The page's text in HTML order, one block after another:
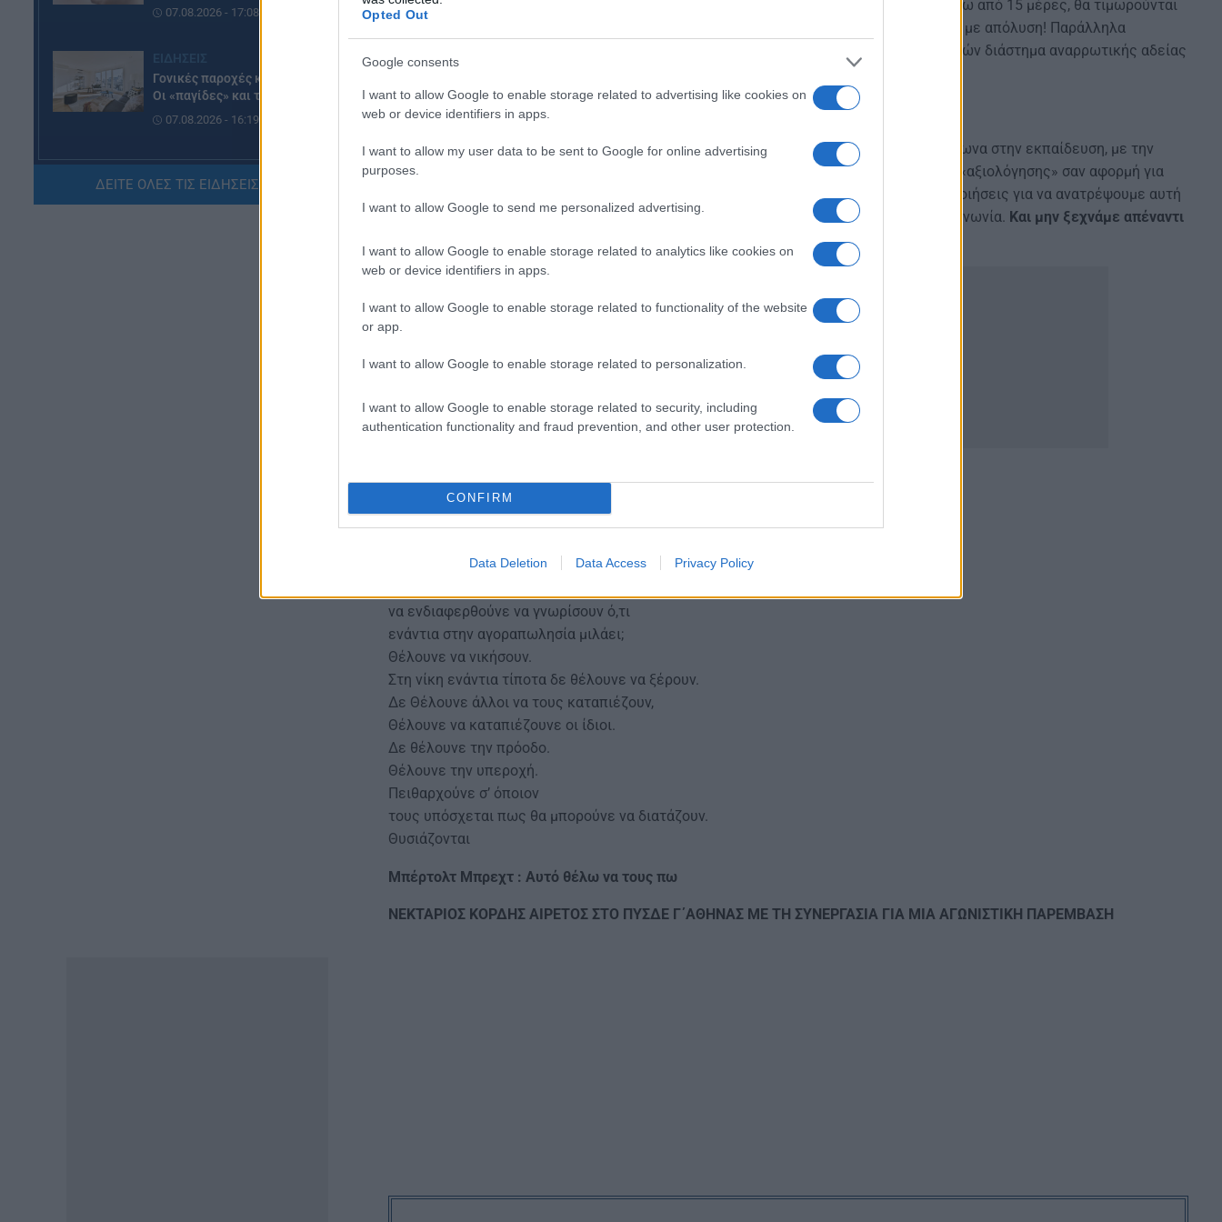
Opted Out
Google consents
I want to allow Google to enable storage related to advertising like cookies on
web or device identifiers in apps.
I want to allow my user data to be sent to Google for online advertising
purposes.
I want to allow Google to send me personalized advertising.
I want to allow Google to enable storage related to analytics like cookies on
web or device identifiers in apps.
I want to allow Google to enable storage related to functionality of the website
or app.
I want to allow Google to enable storage related to personalization.
I want to allow Google to enable storage related to security, including
authentication functionality and fraud prevention, and other user protection.
CONFIRM
Data Deletion Data Access Privacy Policy
07.08.2026 - 17:08
Γονικές παροχές και δωρεές:
Οι «παγίδες» και τα λάθη
07.08.2026 - 16:19
ΠΑΙΔΕΙΑ
ΝΕΟ φοιτητικό επίδομα: Για
ποιούς φοιτητές
Παιδικοί σταθμοί ΕΣΠΑ 2026 –
ΔΕΙΤΕ ΟΛΕΣ ΤΙΣ ΕΙΔΗΣΕΙΣ ΕΔΩ »
καλούνται να υπογράψουν σύμβαση εργασίας με τη δέσμευση ότι αν αρρωστήσουν πάνω από 15 μέρες, θα τιμωρούνται
όχι μόνο με μη αναγνώριση της προϋπηρεσίας τους και παρακράτηση μισθού, αλλά και με απόλυση! Παράλληλα
αναφέρεται ότι σε επαπειλούμενη κύηση αναπληρώτριας το υπερβάλλον των 15 ημερών διάστημα αναρρωτικής αδείας
δε θα αναγνωρίζεται ως προϋπηρεσία!
Συναδέλφισσες, συνάδελφοι
Μέσα σε ένα τέτοιο σκηνικό δημιουργείται ένα νέο εφιαλτικό τοπίο εργασιακού μεσαίωνα στην εκπαίδευση, με την
κατάργηση ουσιαστικά της οργανικότητας, του αμετάθετου και τη χρησιμοποίηση της «αξιολόγησης» σαν αφορμή για
μαζικές απολύσεις. Μπροστά στην κατάσταση αυτή απαιτούνται πολύμορφες κινητοποιήσεις για να ανατρέψουμε αυτή
την πολιτική που διαλύει το δημόσιο σχολείο και συνθλίβει συνολικά την ελληνική κοινωνία. Και μην ξεχνάμε απέναντι
Αναρωτιέμαι: γιατί να συζητάω μαζί τους;
θέλουν να μάθουνε πού υπάρχει γνώση φτηνή
να ενδιαφερθούνε να γνωρίσουν ό,τι
ενάντια στην αγοραπωλησία μιλάει;
Θέλουνε να νικήσουν.
Στη νίκη ενάντια τίποτα δε θέλουνε να ξέρουν.
Δε Θέλουνε άλλοι να τους καταπιέζουν,
Θέλουνε να καταπιέζουνε οι ίδιοι.
Δε θέλουνε την πρόοδο.
Θέλουνε την υπεροχή.
Πειθαρχούνε σ’ όποιον
τους υπόσχεται πως θα μπορούνε να διατάζουν.
Θυσιάζονται
Μπέρτολτ Μπρεχτ : Αυτό θέλω να τους πω
ΝΕΚΤΑΡΙΟΣ ΚΟΡΔΗΣ ΑΙΡΕΤΟΣ ΣΤΟ ΠΥΣΔΕ Γ΄ΑΘΗΝΑΣ ΜΕ ΤΗ ΣΥΝΕΡΓΑΣΙΑ ΓΙΑ ΜΙΑ ΑΓΩΝΙΣΤΙΚΗ ΠΑΡΕΜΒΑΣΗ